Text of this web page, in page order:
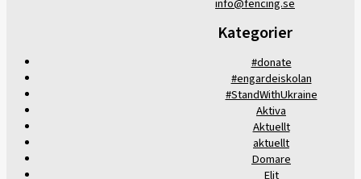
Kategorier
#donate
#engardeiskolan
#StandWithUkraine
Aktiva
Aktuellt
aktuellt
Domare
Elit